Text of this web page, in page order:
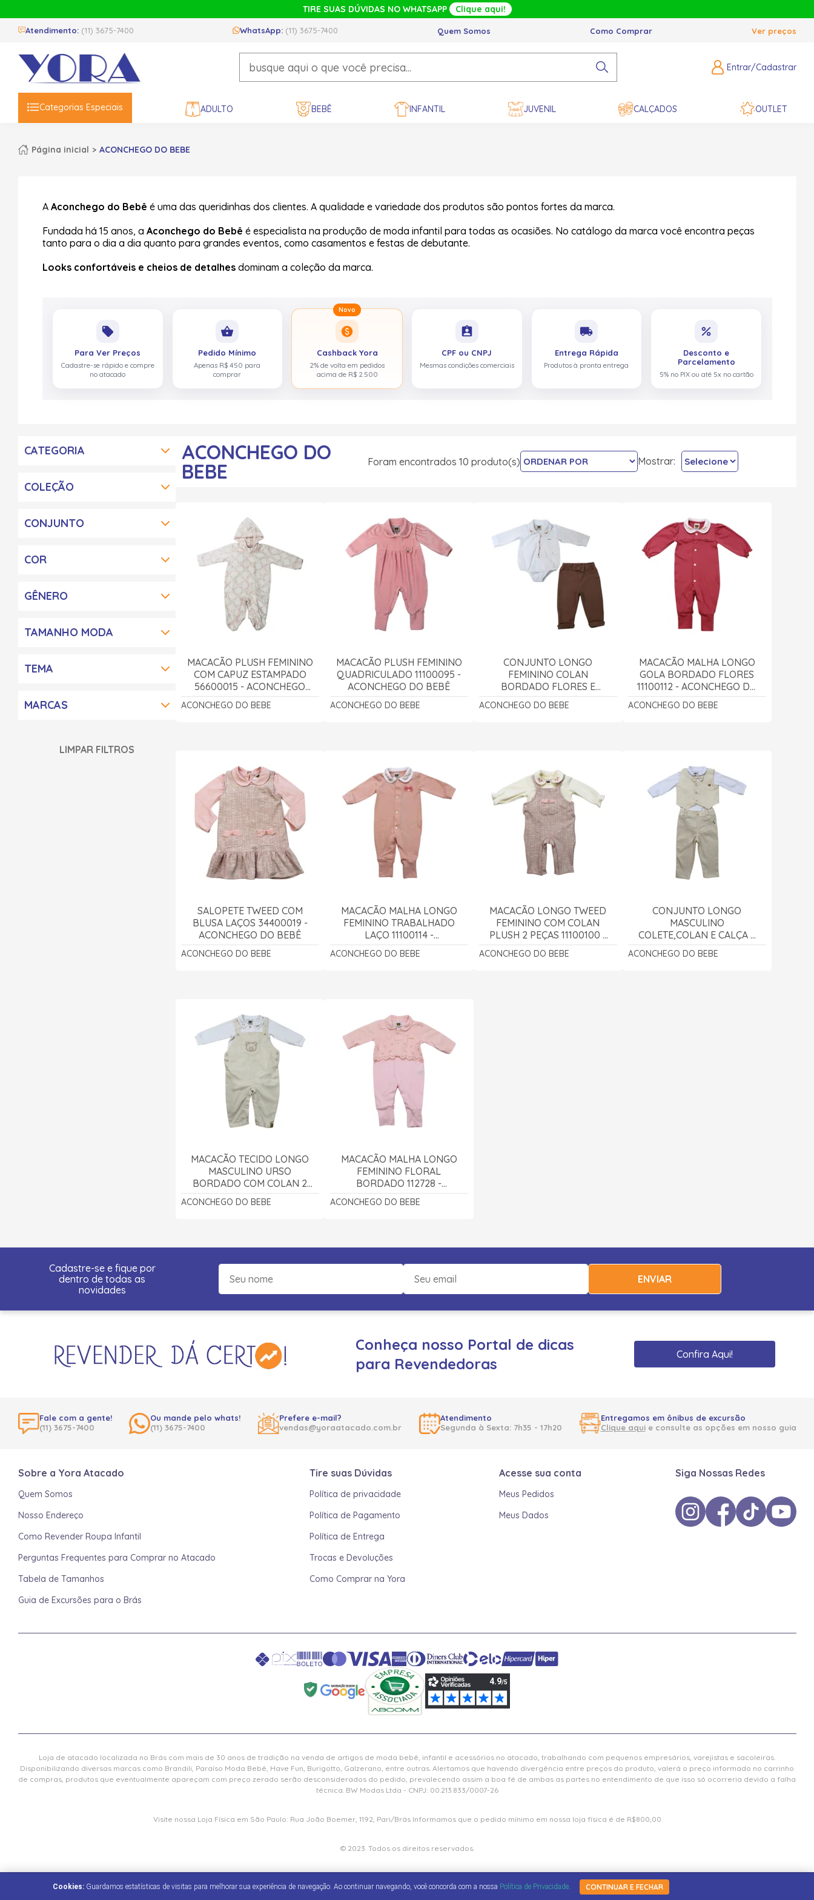
TIRE SUAS DÚVIDAS NO WHATSAPP Clique aqui!
Atendimento: (11) 3675-7400 WhatsApp: (11) 3675-7400 Quem Somos Como Comprar Ver preços
Entrar/Cadastrar
Categorias Especiais ADULTO BEBÊ INFANTIL JUVENIL CALÇADOS OUTLET
Página inicial ACONCHEGO DO BEBE
A Aconchego do Bebê é uma das queridinhas dos clientes. A qualidade e variedade dos produtos são pontos fortes da marca.
Fundada há 15 anos, a Aconchego do Bebê é especialista na produção de moda infantil para todas as ocasiões. No catálogo da marca você encontra peças
tanto para o dia a dia quanto para grandes eventos, como casamentos e festas de debutante.
Looks confortáveis e cheios de detalhesdominam a coleção da marca.
local_offer
Para Ver Preços
Cadastre-se rápido e compre
no atacado
shopping_basket
Pedido Mínimo
Apenas R$ 450 para
comprar
Novo
paid
Cashback Yora
2% de volta em pedidos
acima de R$ 2.500
assignment_ind
CPF ou CNPJ
Mesmas condições comerciais
local_shipping
Entrega Rápida
Produtos à pronta entrega
percent
Desconto e
Parcelamento
5% no PIX ou até 5x no cartão
COLEÇÃO
CONJUNTO
COR
GÊNERO
TAMANHO MODA
TEMA
CATEGORIA
MARCAS
LIMPAR FILTROS
ACONCHEGO DO
BEBE
Foram encontrados 10 produto(s) Mostrar:
MACACÃO PLUSH FEMININO
COM CAPUZ ESTAMPADO
56600015 - ACONCHEGO
DO BEBÊ
ACONCHEGO DO BEBE
MACACÃO PLUSH FEMININO
QUADRICULADO 11100095 -
ACONCHEGO DO BEBÊ
ACONCHEGO DO BEBE
CONJUNTO LONGO
FEMININO COLAN
BORDADO FLORES E
CALÇA 22100047 -
ACONCHEGO DO BEBÊ
ACONCHEGO DO BEBE
MACACÃO MALHA LONGO
GOLA BORDADO FLORES
11100112 - ACONCHEGO DO
BEBÊ
ACONCHEGO DO BEBE
SALOPETE TWEED COM
BLUSA LAÇOS 34400019 -
ACONCHEGO DO BEBÊ
ACONCHEGO DO BEBE
MACACÃO MALHA LONGO
FEMININO TRABALHADO
LAÇO 11100114 -
ACONCHEGO DO BEBÊ
ACONCHEGO DO BEBE
MACACÃO LONGO TWEED
FEMININO COM COLAN
PLUSH 2 PEÇAS 11100100 -
ACONCHEGO DO BEBÊ
ACONCHEGO DO BEBE
CONJUNTO LONGO
MASCULINO
COLETE,COLAN E CALÇA 3
PEÇAS 22100039 -
ACONCHEGO DO BEBÊ
ACONCHEGO DO BEBE
MACACÃO TECIDO LONGO
MASCULINO URSO
BORDADO COM COLAN 2
PEÇAS 11100093 -
ACONCHEGO DO BEBÊ
ACONCHEGO DO BEBE
MACACÃO MALHA LONGO
FEMININO FLORAL
BORDADO 112728 -
ACONCHEGO DO BEBÊ
ACONCHEGO DO BEBE
Cadastre-se e fique por
dentro de todas as
novidades
ENVIAR
Conheça nosso Portal de dicas
para Revendedoras
Confira Aqui!
Fale com a gente!
(11) 3675-7400
Ou mande pelo whats!
(11) 3675-7400
Prefere e-mail?
vendas@yoraatacado.com.br
Atendimento
Segunda à Sexta: 7h35 - 17h20
Entregamos em ônibus de excursão
Clique aquie consulte as opções em nosso guia
Sobre a Yora Atacado
Quem Somos
Nosso Endereço
Como Revender Roupa Infantil
Perguntas Frequentes para Comprar no Atacado
Tabela de Tamanhos
Guia de Excursões para o Brás
Tire suas Dúvidas
Política de privacidade
Política de Pagamento
Política de Entrega
Trocas e Devoluções
Como Comprar na Yora
Acesse sua conta
Meus Pedidos
Meus Dados
Siga Nossas Redes
Loja de atacado localizada no Brás com mais de 30 anos de tradição na venda de artigos de moda bebê, infantil e acessórios no atacado, trabalhando com pequenos empresários, varejistas e sacoleiras.
Disponibilizando diversas marcas como Brandili, Paraíso Moda Bebê, Have Fun, Burigotto, Galzerano, entre outras. Alertamos que havendo divergência entre preços do produto, valerá o preço informado no carrinho
de compras, produtos que eventualmente apareçam com preço zerado serão desconsiderados do pedido, prevalecendo assim a boa fé de ambas as partes no entendimento de que isso só ocorreria devido a falha
técnica. BW Modas Ltda - CNPJ: 00.213.833/0007-26
Visite nossa Loja Física em São Paulo: Rua João Boemer, 1192, Pari/Brás Informamos que o pedido mínimo em nossa loja física é de R$800,00
© 2023. Todos os direitos reservados.
Cookies: Guardamos estatísticas de visitas para melhorar sua experiência de navegação. Ao continuar navegando, você concorda com a nossa Política de Privacidade. CONTINUAR E FECHAR